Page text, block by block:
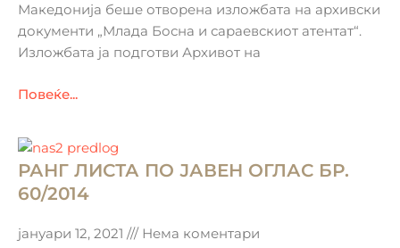
Македонија беше отворена изложбата на архивски
документи „Млада Босна и сараевскиот атентат“.
Изложбата ја подготви Архивот на
Повеќе...
РАНГ ЛИСТА ПО ЈАВЕН ОГЛАС БР.
60/2014
јануари 12, 2021
Нема коментари